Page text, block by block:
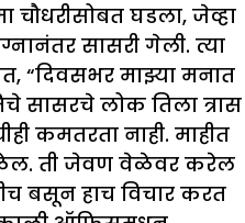
चौधरीसोबत घडला, जेव्हा
सासरी गेली. त्या
“दिवसभर माझ्या मनात
सासरचे लोक तिला त्रास
कमतरता नाही. माहीत
ती जेवण वेळेवर करेल
बसून हाच विचार करत